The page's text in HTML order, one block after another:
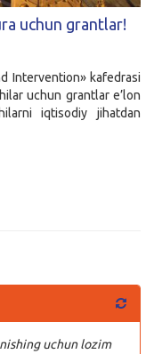
uchun grantlar!
Intervention» kafedrasi
uchun grantlar e’lon
iqtisodiy jihatdan
uchun lozim